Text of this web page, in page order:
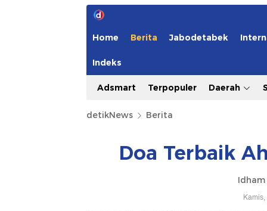
Home Berita Jabodetabek
Indeks
Adsmart Terpopuler Daerah
detikNews Berita
Doa Terbaik